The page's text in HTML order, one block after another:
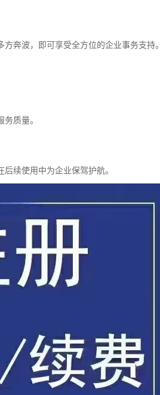
奔波，即可享受全方位的企业事务支持。
质量。
续使用中为企业保驾护航。